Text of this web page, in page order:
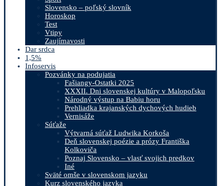
Slovensko – poľský slovník
Horoskop
Test
Vtipy
Zaujímavosti
Dar srdca
1,5%
Infoservis
Pozvánky na podujatia
Fašiangy-Ostatki 2025
XXXII. Dni slovenskej kultúry v Malopoľsku
Národný výstup na Babiu horu
Prehliadka krajanských dychových hudieb
Vernisáže
Súťaže
Výtvarná súťaž Ludwika Korkoša
Deň slovenskej poézie a prózy Františka
Kolkoviča
Poznaj Slovensko – vlasť svojich predkov
Iné
Sväté omše v slovenskom jazyku
Kurz slovenského jazyka